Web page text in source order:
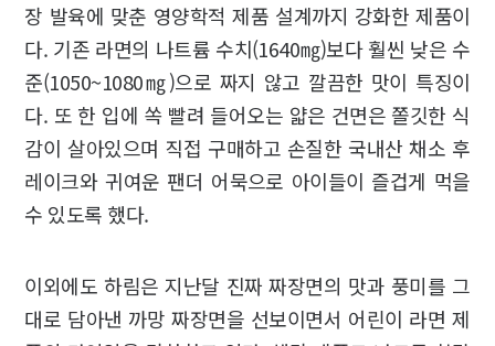
장 발육에 맞춘 영양학적 제품 설계까지 강화한 제품이
다. 기존 라면의 나트륨 수치(1640㎎)보다 훨씬 낮은 수
준(1050~1080㎎)으로 짜지 않고 깔끔한 맛이 특징이
다. 또 한 입에 쏙 빨려 들어오는 얇은 건면은 쫄깃한 식
감이 살아있으며 직접 구매하고 손질한 국내산 채소 후
레이크와 귀여운 팬더 어묵으로 아이들이 즐겁게 먹을
수 있도록 했다.
이외에도 하림은 지난달 진짜 짜장면의 맛과 풍미를 그
대로 담아낸 까망 짜장면을 선보이면서 어린이 라면 제